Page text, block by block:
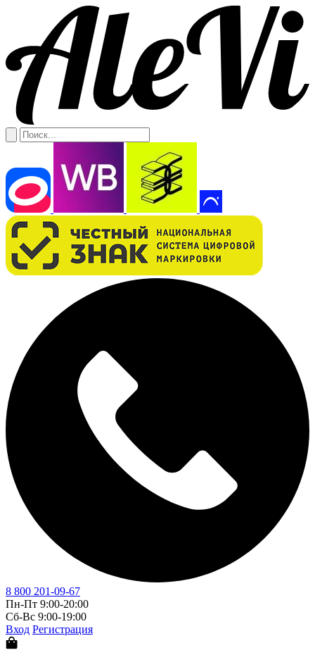
8 800 201-09-67
Пн-Пт 9:00-20:00
Сб-Вс 9:00-19:00
Вход Регистрация